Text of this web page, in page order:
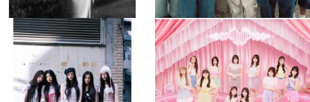
musicjapantv
💡8月特番放送決定！
8月 4
2 0
musicjapantv
💡8月特番放送決定！
...
8月 4
2 0